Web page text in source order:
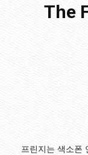
The
프린지는 색소폰